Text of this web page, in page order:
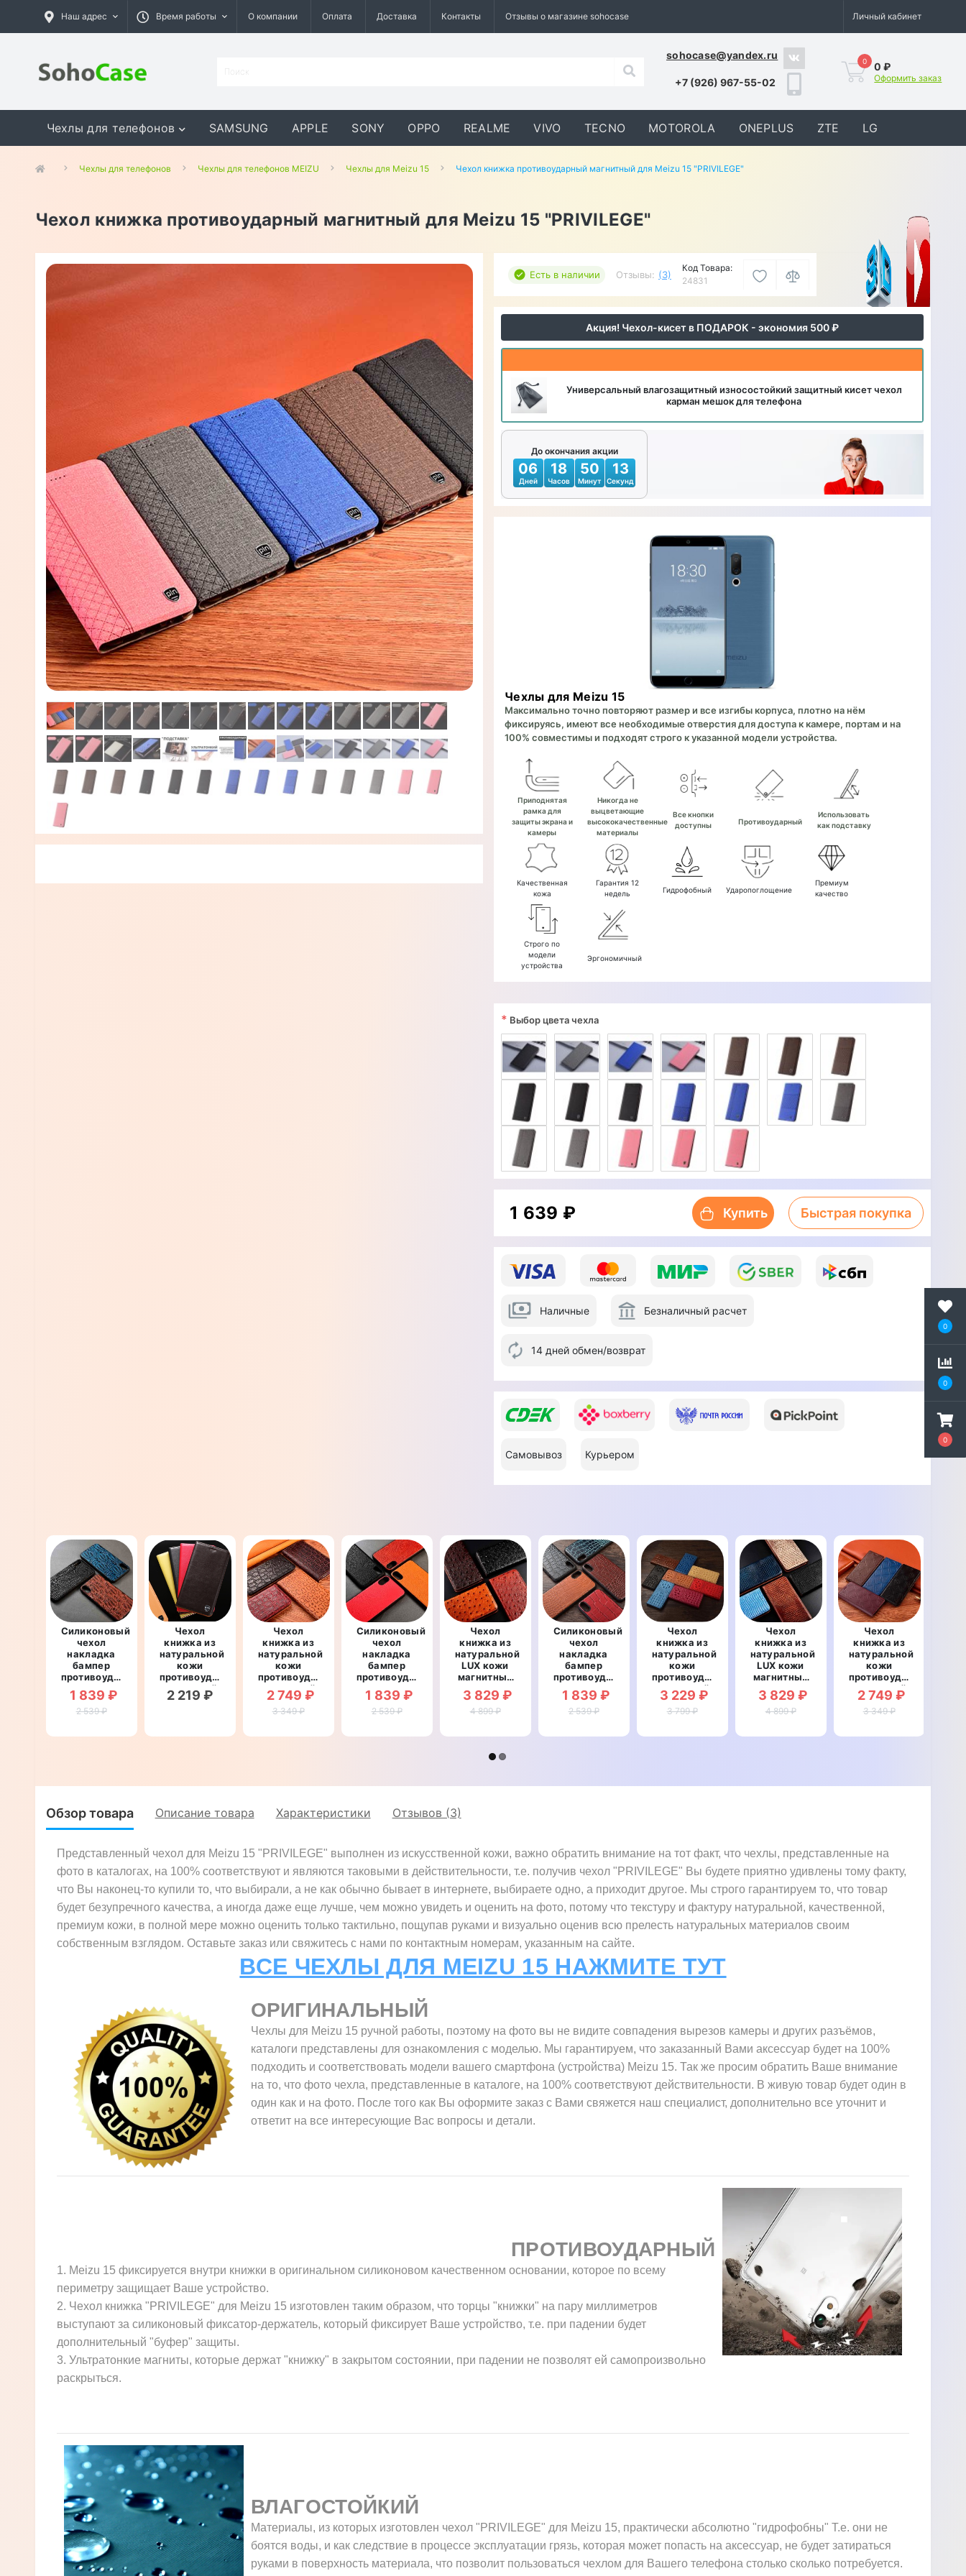
0
0
0
Наш адрес Время работы О компании Оплата Доставка Контакты Отзывы о магазине sohocase Личный кабинет
sohocase@yandex.ru
+7 (926) 967-55-02
0 0 ₽
Оформить заказ
Чехлы для телефонов SAMSUNG APPLE SONY OPPO REALME VIVO TECNO MOTOROLA ONEPLUS ZTE LG
GOOGLE MEIZU ASUS
Чехлы для телефонов Чехлы для телефонов MEIZU Чехлы для Meizu 15 Чехол книжка противоударный магнитный для Meizu 15 "PRIVILEGE"
Чехол книжка противоударный магнитный для Meizu 15 "PRIVILEGE"
Есть в наличии Отзывы: (3)
Код Товара:
24831
Акция! Чехол-кисет в ПОДАРОК - экономия 500 ₽
Универсальный влагозащитный износостойкий защитный кисет чехол
карман мешок для телефона
До окончания акции
06
Дней
18
Часов
50
Минут
11
Секунд
Чехлы для Meizu 15
Максимально точно повторяют размер и все изгибы корпуса, плотно на нём
фиксируясь, имеют все необходимые отверстия для доступа к камере, портам и на
100% совместимы и подходят строго к указанной модели устройства.
Приподнятая
рамка для
защиты экрана и
камеры
Никогда не
выцветающие
высококачественные
материалы
Все кнопки
доступны
Противоударный
Использовать
как подставку
Качественная
кожа
Гарантия 12
недель
Гидрофобный Ударопоглощение
Премиум
качество
Строго по
модели
устройства
Эргономичный
Наличные Безналичный расчет
14 дней обмен/возврат
Самовывоз Курьером
* Выбор цвета чехла
1 639 ₽ Купить Быстрая покупка
Силиконовый
чехол
накладка
бампер
противоударный
со
вставкой из
натуральной
Meizu 15
1 839 ₽
2 539 ₽
Чехол
книжка из
натуральной
кожи
противоударный
магнитный
для Meizu
2 219 ₽
Чехол
книжка из
натуральной
кожи
противоударный
магнитный
для Meizu
15
STONE"
2 749 ₽
3 349 ₽
Силиконовый
чехол
накладка
бампер
противоударный
со
вставкой из
натуральной
Meizu 15
1 839 ₽
2 539 ₽
Чехол
книжка из
натуральной
LUX кожи
магнитный
противоударный
для Meizu
15
3 829 ₽
4 899 ₽
Силиконовый
чехол
накладка
бампер
противоударный
со
вставкой из
натуральной
Meizu 15
1 839 ₽
2 539 ₽
Чехол
книжка из
натуральной
кожи
противоударный
магнитный
для Meizu
15 "CROCO
3 229 ₽
3 799 ₽
Чехол
книжка из
натуральной
LUX кожи
магнитный
противоударный
для Meizu
15 "ВАРАН"
3 829 ₽
4 899 ₽
Чехол
книжка из
натуральной
кожи
противоударный
магнитный
для Meizu
15 "CRUCIS"
2 749 ₽
3 349 ₽
Обзор товара Описание товара Характеристики Отзывов (3)
Представленный чехол для Meizu 15 "PRIVILEGE" выполнен из искусственной кожи, важно обратить внимание на тот факт, что чехлы, представленные на
фото в каталогах, на 100% соответствуют и являются таковыми в действительности, т.е. получив чехол "PRIVILEGE" Вы будете приятно удивлены тому факту,
что Вы наконец-то купили то, что выбирали, а не как обычно бывает в интернете, выбираете одно, а приходит другое. Мы строго гарантируем то, что товар
будет безупречного качества, а иногда даже еще лучше, чем можно увидеть и оценить на фото, потому что текстуру и фактуру натуральной, качественной,
премиум кожи, в полной мере можно оценить только тактильно, пощупав руками и визуально оценив всю прелесть натуральных материалов своим
собственным взглядом. Оставьте заказ или свяжитесь с нами по контактным номерам, указанным на сайте.
ВСЕ ЧЕХЛЫ ДЛЯ MEIZU 15 НАЖМИТЕ ТУТ
ОРИГИНАЛЬНЫЙ
Чехлы для Meizu 15 ручной работы, поэтому на фото вы не видите совпадения вырезов камеры и других разъёмов,
каталоги представлены для ознакомления с моделью. Мы гарантируем, что заказанный Вами аксессуар будет на 100%
подходить и соответствовать модели вашего смартфона (устройства) Meizu 15. Так же просим обратить Ваше внимание
на то, что фото чехла, представленные в каталоге, на 100% соответствуют действительности. В живую товар будет один в
один как и на фото. После того как Вы оформите заказ с Вами свяжется наш специалист, дополнительно все уточнит и
ответит на все интересующие Вас вопросы и детали.
ПРОТИВОУДАРНЫЙ
1. Meizu 15 фиксируется внутри книжки в оригинальном силиконовом качественном основании, которое по всему
периметру защищает Ваше устройство.
2. Чехол книжка "PRIVILEGE" для Meizu 15 изготовлен таким образом, что торцы "книжки" на пару миллиметров
выступают за силиконовый фиксатор-держатель, который фиксирует Ваше устройство, т.е. при падении будет
дополнительный "буфер" защиты.
3. Ультратонкие магниты, которые держат "книжку" в закрытом состоянии, при падении не позволят ей самопроизвольно
раскрыться.
ВЛАГОСТОЙКИЙ
Материалы, из которых изготовлен чехол "PRIVILEGE" для Meizu 15, практически абсолютно "гидрофобны" Т.е. они не
боятся воды, и как следствие в процессе эксплуатации грязь, которая может попасть на аксессуар, не будет затираться
руками в поверхность материала, что позволит пользоваться чехлом для Вашего телефона столько сколько потребуется.